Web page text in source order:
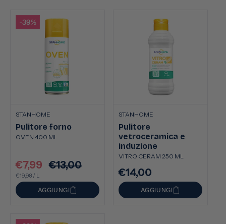
-39%
STANHOME
Pulitore forno
OVEN 400 ML
Prezzo
scontato
€7,99
Prezzo
listino
€13,00
PREZZO
UNITARIO
€19,98 / PER
L
AGGIUNGI
STANHOME
Pulitore
vetroceramica e
induzione
VITRO CERAM 250 ML
Prezzo
di
listino
€14,00
AGGIUNGI